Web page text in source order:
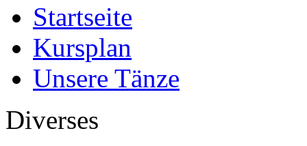
Startseite
Kursplan
Unsere Tänze
Diverses